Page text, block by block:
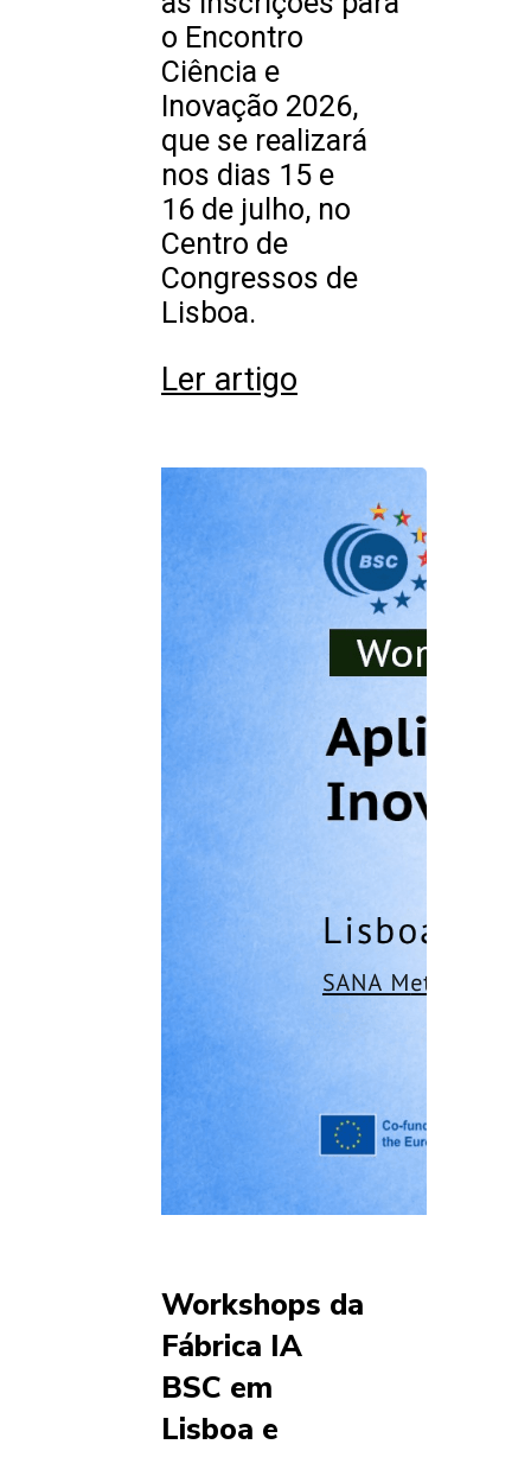
o Encontro
Ciência e
Inovação 2026,
que se realizará
nos dias 15 e
16 de julho, no
Centro de
Congressos de
Lisboa.
Ler artigo
Workshops da
Fábrica IA
BSC em
Lisboa e